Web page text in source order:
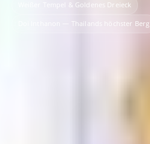
Weißer Tempel & Goldenes Dreieck
Doi Inthanon — Thailands höchster Berg